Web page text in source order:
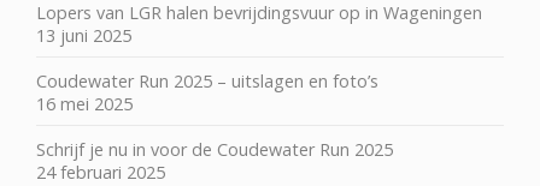
Lopers van LGR halen bevrijdingsvuur op in Wageningen
13 juni 2025
Coudewater Run 2025 – uitslagen en foto’s
16 mei 2025
Schrijf je nu in voor de Coudewater Run 2025
24 februari 2025